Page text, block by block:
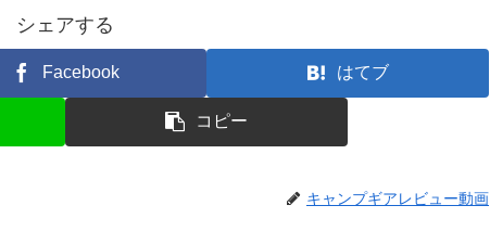
シェアする
Facebook はてブ
コピー
キャンプギアレビュー動画